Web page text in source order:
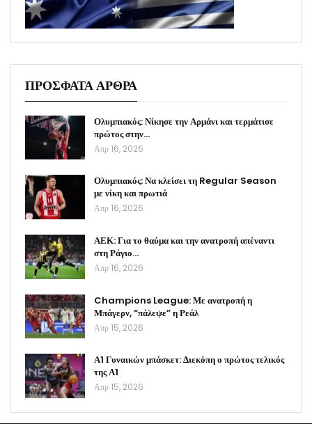
ΠΡΟΣΦΑΤΑ ΑΡΘΡΑ
Ολυμπιακός: Νίκησε την Αρμάνι και τερμάτισε
πρώτος στην…
Απρ 16, 2026
Ολυμπιακός: Να κλείσει τη Regular Season
με νίκη και πρωτιά
Απρ 16, 2026
ΑΕΚ: Για το θαύμα και την ανατροπή απέναντι
στη Ράγιο…
Απρ 16, 2026
Champions League: Με ανατροπή η
Μπάγερν, “πάλεψε” η Ρεάλ
Απρ 15, 2026
Α1 Γυναικών μπάσκετ: Διεκόπη ο πρώτος τελικός
της Α1
Απρ 15, 2026